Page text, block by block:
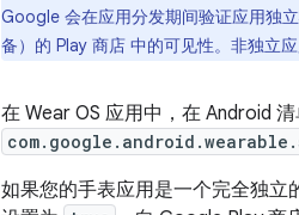
Google 会在应用分发期间验证应用独
备）的 Play 商店 中的可见性。非独立
在 Wear OS 应用中，在 Android
如果您的手表应用是一个完全独立